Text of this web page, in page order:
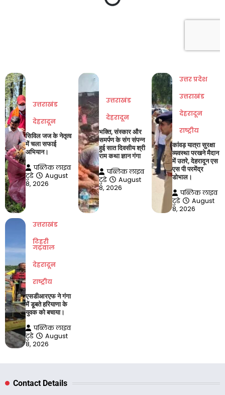
उत्तराखंड
देहरादून
सिविल जज के नेतृत्व
में चला सफाई
अभियान।
पब्लिक लाइव
टुडे
August
8, 2026
उत्तराखंड
देहरादून
भक्ति, संस्कार और
समर्पण के संग संपन्न
हुई सात दिवसीय श्री
राम कथा ज्ञान गंगा
पब्लिक लाइव
टुडे
August
8, 2026
उत्तर प्रदेश
उत्तराखंड
देहरादून
राष्ट्रीय
कांवड़ यात्रा सुरक्षा
व्यवस्था परखने मैदान
में उतरे, देहरादून एस
एस पी परमेंद्र
डोभाल।
पब्लिक लाइव
टुडे
August
8, 2026
उत्तराखंड
टिहरी
गढ़वाल
देहरादून
राष्ट्रीय
एसडीआरएफ ने गंगा
में डूबते हरियाणा के
युवक को बचाया।
पब्लिक लाइव
टुडे
August
8, 2026
Contact Details